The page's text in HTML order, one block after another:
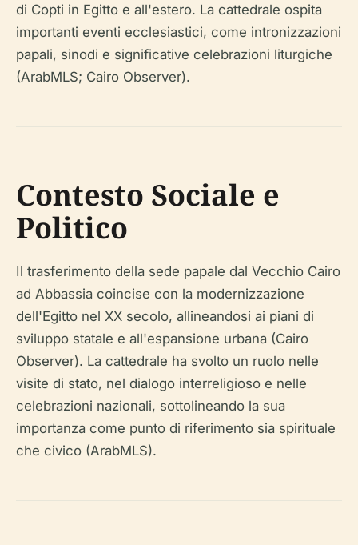
di Copti in Egitto e all'estero. La cattedrale ospita
importanti eventi ecclesiastici, come intronizzazioni
papali, sinodi e significative celebrazioni liturgiche
(ArabMLS; Cairo Observer).
Contesto Sociale e
Politico
Il trasferimento della sede papale dal Vecchio Cairo
ad Abbassia coincise con la modernizzazione
dell'Egitto nel XX secolo, allineandosi ai piani di
sviluppo statale e all'espansione urbana (Cairo
Observer). La cattedrale ha svolto un ruolo nelle
visite di stato, nel dialogo interreligioso e nelle
celebrazioni nazionali, sottolineando la sua
importanza come punto di riferimento sia spirituale
che civico (ArabMLS).